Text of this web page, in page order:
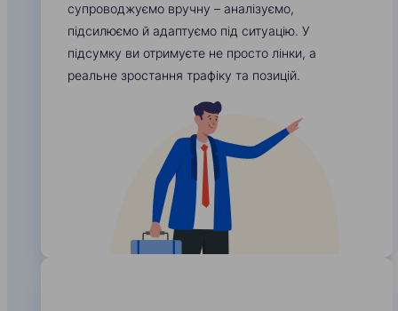
супроводжуємо вручну – аналізуємо,
підсилюємо й адаптуємо під ситуацію. У
підсумку ви отримуєте не просто лінки, а
реальне зростання трафіку та позицій.